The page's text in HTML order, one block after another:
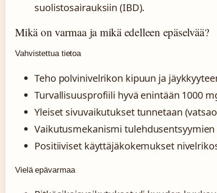
suolistosairauksiin (IBD).
Mikä on varmaa ja mikä edelleen epäselvää?
Vahvistettua tietoa
Teho polvinivelrikon kipuun ja
Turvallisuusprofiili hyvä enintään 1000
Yleiset sivuvaikutukset tunnetaan
Vaikutusmekanismi
Positiiviset käyttäjäkokemukset
Vielä epävarmaa